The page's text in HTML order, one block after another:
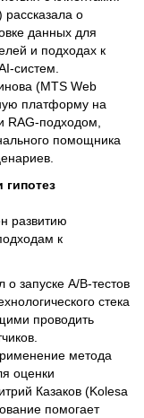
о
данных для
и подходах к
систем.
(MTS Web
платформу на
RAG-подходом,
помощника
развитию
к
о запуске A/B-тестов
стека
проводить
метода
оценки
Казаков (Kolesa
помогает